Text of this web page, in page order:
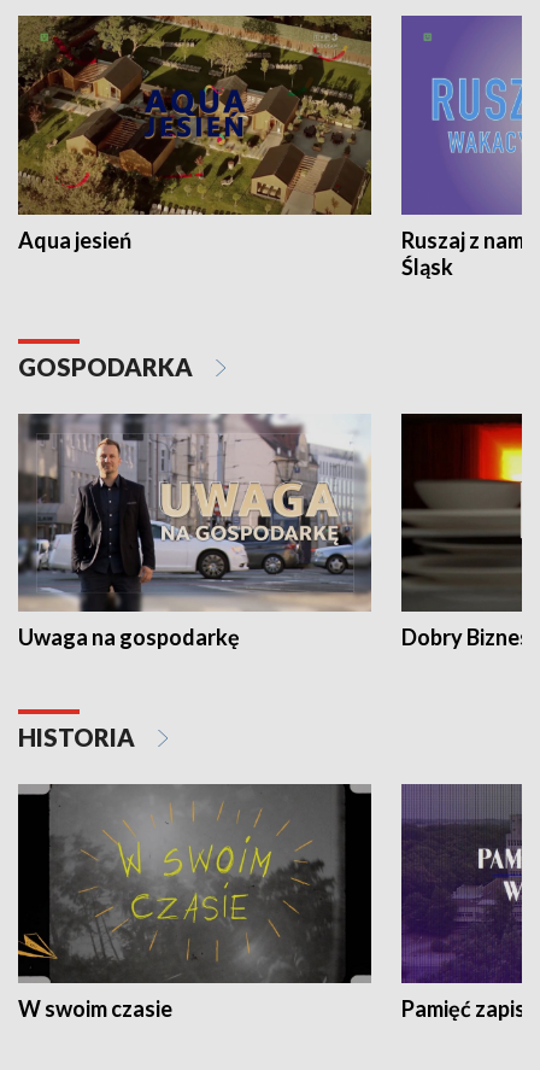
Aqua jesień
Ruszaj z
Śląsk
GOSPODARKA
Uwaga na gospodarkę Dobry Biznes
HISTORIA
W swoim czasie Pamięć